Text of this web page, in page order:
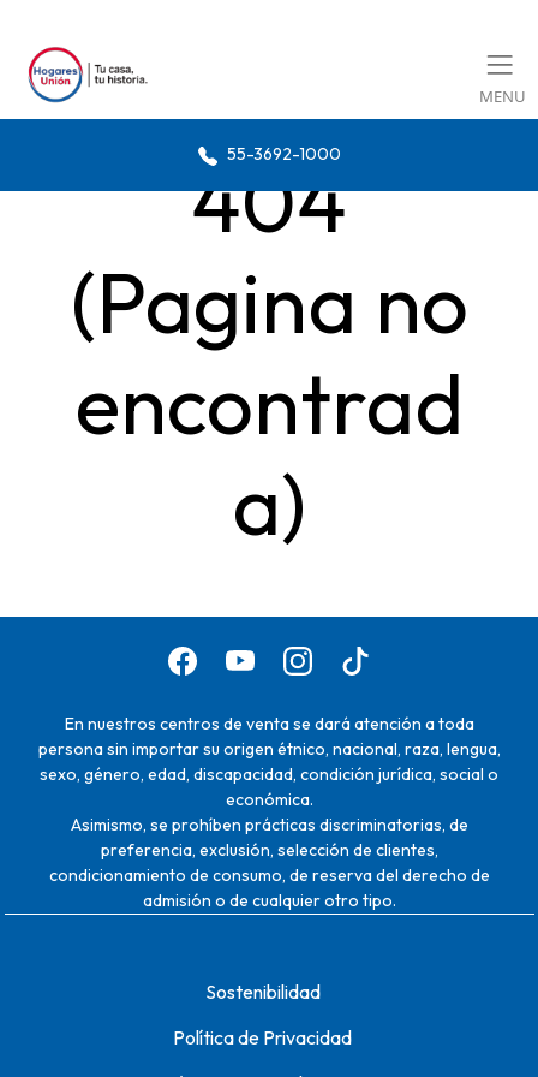
MENU
55-3692-1000
404
(Pagina no
encontrad
a)
En nuestros centros de venta se dará atención a toda
persona sin importar su origen étnico, nacional, raza, lengua,
sexo, género, edad, discapacidad, condición jurídica, social o
económica.
Asimismo, se prohíben prácticas discriminatorias, de
preferencia, exclusión, selección de clientes,
condicionamiento de consumo, de reserva del derecho de
admisión o de cualquier otro tipo.
Sostenibilidad
Política de Privacidad